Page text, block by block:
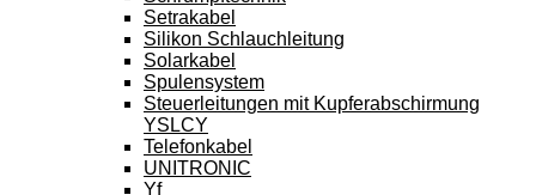
Setrakabel
Silikon Schlauchleitung
Solarkabel
Spulensystem
Steuerleitungen mit Kupferabschirmung
YSLCY
Telefonkabel
UNITRONIC
Yf